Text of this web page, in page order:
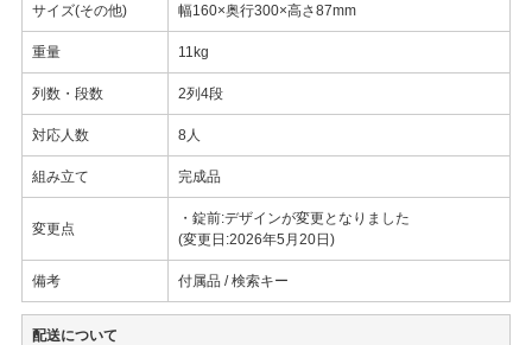
サイズ(その他) 幅160×奥行300×高さ87mm
重量 11kg
列数・段数 2列4段
対応人数 8人
組み立て 完成品
変更点
・錠前:デザインが変更となりました
(変更日:2026年5月20日)
備考 付属品 / 検索キー
配送について